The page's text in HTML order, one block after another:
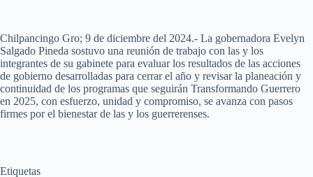
Chilpancingo Gro; 9 de diciembre del 2024.- La gobernadora Evelyn
Salgado Pineda sostuvo una reunión de trabajo con las y los
integrantes de su gabinete para evaluar los resultados de las acciones
de gobierno desarrolladas para cerrar el año y revisar la planeación y
continuidad de los programas que seguirán Transformando Guerrero
en 2025, con esfuerzo, unidad y compromiso, se avanza con pasos
firmes por el bienestar de las y los guerrerenses.
Etiquetas